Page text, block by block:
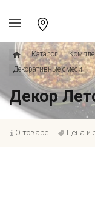
Каталог
Декоративные смеси
Декор
О товаре Цена и